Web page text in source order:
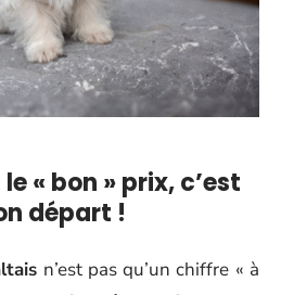
« bon » prix, c’est
départ !
n’est pas qu’un chiffre « à